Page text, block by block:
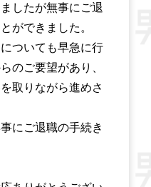
したが無事にご退
ができました。
ついても早急に行
のご要望があり、
取りながら進めさ
にご退職の手続き